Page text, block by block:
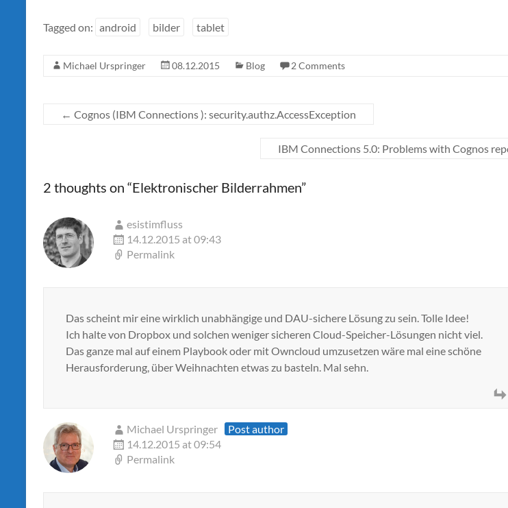
Tagged on: android bilder tablet
Michael Urspringer 08.12.2015 Blog 2 Comments
← Cognos (IBM Connections ): security.authz.AccessException
IBM Connections 5.0: Problems with Cognos
2 thoughts on “Elektronischer Bilderrahmen”
esistimfluss
14.12.2015 at 09:43
Permalink
Das scheint mir eine wirklich unabhängige und DAU-sichere Lösung zu sein. Tolle Idee!
Ich halte von Dropbox und solchen weniger sicheren Cloud-Speicher-Lösungen nicht viel.
Das ganze mal auf einem Playbook oder mit Owncloud umzusetzen wäre mal eine schöne
Herausforderung, über Weihnachten etwas zu basteln. Mal sehn.
Michael Urspringer
Post author
14.12.2015 at 09:54
Permalink